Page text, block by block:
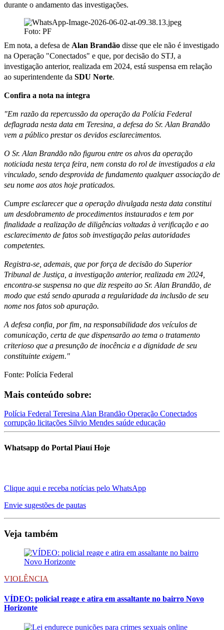
durante o andamento das investigações.
Foto: PF
Em nota, a defesa de Alan Brandão disse que ele não é investigado
na Operação "Conectados" e que, por decisão do STJ, a
investigação anterior, realizada em 2024, está suspensa em relação
ao superintendente da SDU Norte.
Confira a nota na íntegra
"Em razão da repercussão da operação da Polícia Federal
deflagrada nesta data em Teresina, a defesa do Sr. Alan Brandão
vem a público prestar os devidos esclarecimentos.
O Sr. Alan Brandão não figurou entre os alvos da operação
noticiada nesta terça feira, nem consta do rol de investigados a ela
vinculado, sendo desprovida de fundamento qualquer associação de
seu nome aos atos hoje praticados.
Cumpre esclarecer que a operação divulgada nesta data constitui
um desdobramento de procedimentos instaurados e tem por
finalidade a realização de diligências voltadas à verificação e ao
esclarecimento de fatos sob investigação pelas autoridades
competentes.
Registra-se, ademais, que por força de decisão do Superior
Tribunal de Justiça, a investigação anterior, realizada em 2024,
encontra-se suspensa no que diz respeito ao Sr. Alan Brandão, de
modo que está sendo apurada a regularidade da inclusão de seu
nome nos fatos sob apuração.
A defesa confia, por fim, na responsabilidade dos veículos de
comunicação, certa de que dispensarão ao tema o tratamento
criterioso que a presunção de inocência e a dignidade de seu
constituinte exigem."
Fonte: Polícia Federal
Mais conteúdo sobre:
Polícia Federal Teresina Alan Brandão Operação Conectados
corrupção licitações Silvio Mendes saúde educação
Whatsapp do Portal Piauí Hoje
Clique aqui e receba notícias pelo WhatsApp
Envie sugestões de pautas
Veja também
VIOLÊNCIA
VÍDEO: policial reage e atira em assaltante no bairro Novo
Horizonte